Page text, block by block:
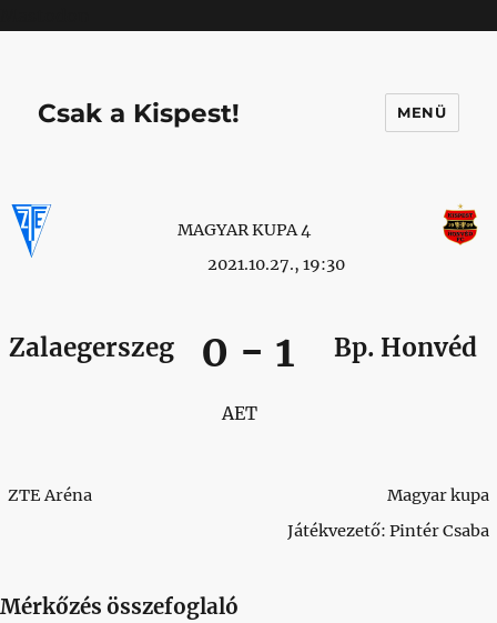
Csak a Kispest! MENÜ
MAGYAR KUPA 4
2021.10.27., 19:30
Zalaegerszeg 0 - 1 Bp. Honvéd
AET
ZTE Aréna
Magyar kupa
Játékvezető: Pintér Csaba
Mérkőzés összefoglaló